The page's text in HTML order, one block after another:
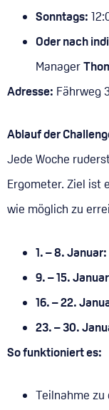
Sonntags:
Oder nach
Manager
Adresse: Fährweg
Ablauf der
Jede Woche
Ergometer. Ziel ist
wie möglich zu
1. – 8. Januar:
9. – 15.
16. – 22.
23. – 30.
So funktioniert es:
Teilnahme zu